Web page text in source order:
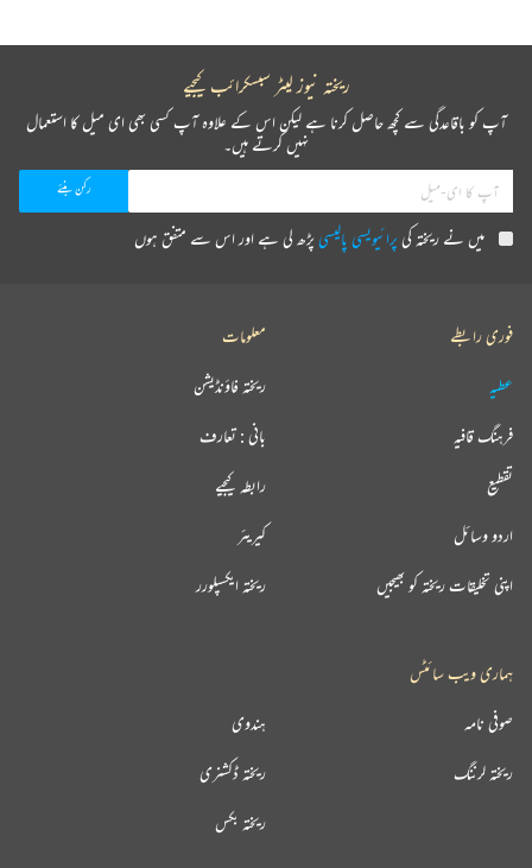
ریختہ نیوز لیٹر سبسکرائب کیجیے
آپ کو باقاعدگی سے کچھ حاصل کرنا ہے لیکن اس کے علاوہ آپ کسی بھی ای میل کا استعمال
نہیں کرتے ہیں۔
میں نے ریختہ کیپرائیویسی پالیسیپڑھ لی ہے اور اس سے متفق ہوں
فوری رابطے
عطیہ
فرہنگ قافیہ
تقطیع
اردو وسائل
اپنی تخلیقات ریختہ کو بھیجیں
معلومات
ریختہ فاؤنڈیشن
بانی : تعارف
رابطہ کیجیے
کیریئر
ریختہ ایکسپلورر
ہماری ویب سائٹس
ہندوی صوفی نامہ
ریختہ ڈکشنری ریختہ لرننگ
ریختہ بکس